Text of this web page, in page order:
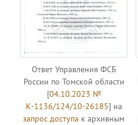
Ответ Управления ФСБ
России по Томской области
[04.10.2023 №
К-1136/124/10-26185] на
запрос доступа к архивным